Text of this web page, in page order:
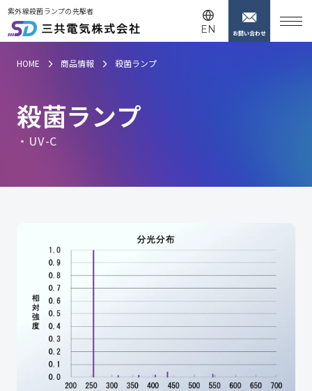
紫外線殺菌ランプの先駆者
EN お問い合わせ
HOME 商品情報 殺菌ランプ
殺菌ランプ
UV-C